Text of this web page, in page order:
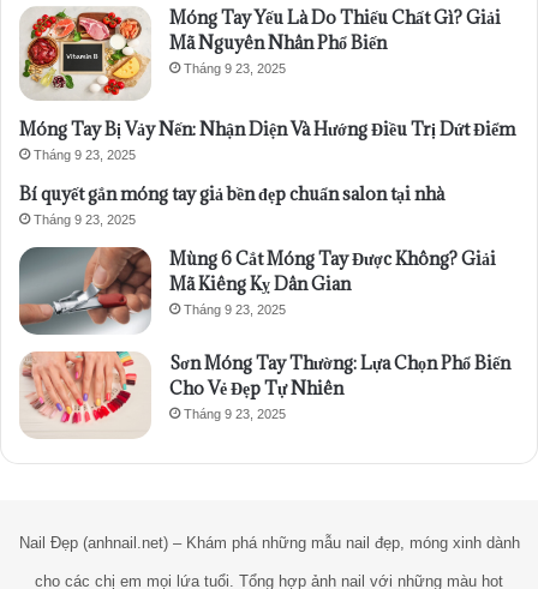
Móng Tay Yếu Là Do Thiếu Chất Gì? Giải
Mã Nguyên Nhân Phổ Biến
Tháng 9 23, 2025
Móng Tay Bị Vảy Nến: Nhận Diện Và Hướng Điều Trị Dứt Điểm
Tháng 9 23, 2025
Bí quyết gắn móng tay giả bền đẹp chuẩn salon tại nhà
Tháng 9 23, 2025
Mùng 6 Cắt Móng Tay Được Không? Giải
Mã Kiêng Kỵ Dân Gian
Tháng 9 23, 2025
Sơn Móng Tay Thường: Lựa Chọn Phổ Biến
Cho Vẻ Đẹp Tự Nhiên
Tháng 9 23, 2025
Nail Đẹp (anhnail.net) – Khám phá những mẫu nail đẹp, móng xinh dành
cho các chị em mọi lứa tuổi. Tổng hợp ảnh nail với những màu hot